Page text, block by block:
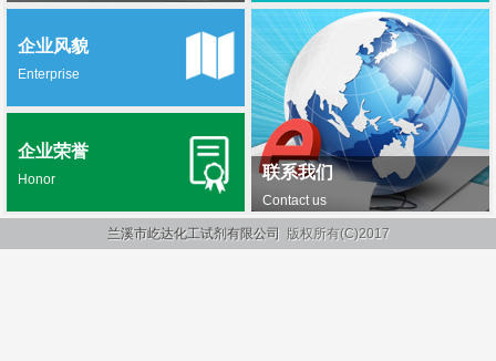
联系我们
Contact us
企业风貌
Enterprise
企业荣誉
Honor
兰溪市屹达化工试剂有限公司 版权所有(C)2017